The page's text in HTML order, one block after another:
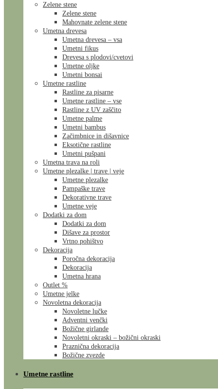
Zelene stene
Zelene stene
Mahovnate zelene stene
Umetna drevesa
Umetna drevesa – vsa
Umetni fikus
Drevesa s plodovi/cvetovi
Umetne oljke
Umetni bonsai
Umetne rastline
Rastline za pisarne
Umetne rastline – vse
Rastline z UV zaščito
Umetne palme
Umetni bambus
Začimbnice in dišavnice
Eksotične rastline
Umetni pušpani
Umetna trava na roli
Umetne plezalke | trave | veje
Umetne plezalke
Pampaške trave
Dekorativne trave
Umetne veje
Dodatki za dom
Dodatki za dom
Dišave za prostor
Vrtno pohištvo
Dekoracija
Poročna dekoracija
Dekoracija
Umetna hrana
Outlet %
Umetne jelke
Novoletna dekoracija
Novoletne lučke
Adventni venčki
Božične girlande
Novoletni okraski – božični okraski
Praznična dekoracija
Božične zvezde
Umetne rastline